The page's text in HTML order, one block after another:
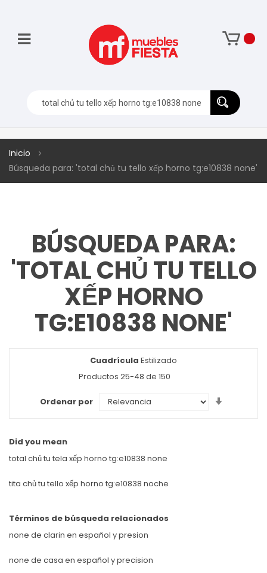
Inicio
Búsqueda para: 'total chủ tu tello xếp horno tg:e10838 none'
BÚSQUEDA PARA:
'TOTAL CHỦ TU TELLO
XẾP HORNO
TG:E10838 NONE'
Ver
como
Cuadrícula Estilizado
Productos 25-48 de 150
Ordenar por
Did you mean
total chủ tu tela xếp horno tg:e10838 none
tita chủ tu tello xếp horno tg:e10838 noche
Términos de búsqueda relacionados
none de clarin en español y presion
none de casa en español y precision